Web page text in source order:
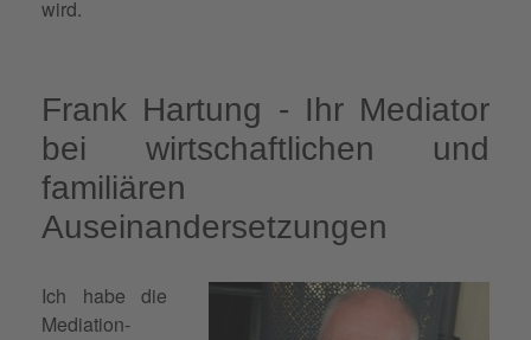
wird.
Frank Hartung - Ihr Mediator
bei wirtschaftlichen und
familiären
Auseinandersetzungen
Ich habe die
Mediation-